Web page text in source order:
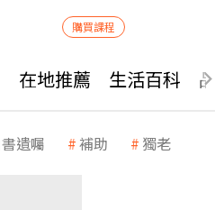
購買課程
在地推薦 生活百科
遺囑 補助 獨老